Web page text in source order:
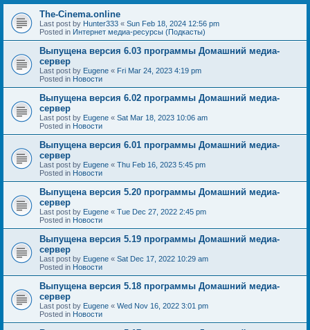
The-Cinema.online
Last post by Hunter333 « Sun Feb 18, 2024 12:56 pm
Posted in Интернет медиа-ресурсы (Подкасты)
Выпущена версия 6.03 программы Домашний медиа-
сервер
Last post by Eugene « Fri Mar 24, 2023 4:19 pm
Posted in Новости
Выпущена версия 6.02 программы Домашний медиа-
сервер
Last post by Eugene « Sat Mar 18, 2023 10:06 am
Posted in Новости
Выпущена версия 6.01 программы Домашний медиа-
сервер
Last post by Eugene « Thu Feb 16, 2023 5:45 pm
Posted in Новости
Выпущена версия 5.20 программы Домашний медиа-
сервер
Last post by Eugene « Tue Dec 27, 2022 2:45 pm
Posted in Новости
Выпущена версия 5.19 программы Домашний медиа-
сервер
Last post by Eugene « Sat Dec 17, 2022 10:29 am
Posted in Новости
Выпущена версия 5.18 программы Домашний медиа-
сервер
Last post by Eugene « Wed Nov 16, 2022 3:01 pm
Posted in Новости